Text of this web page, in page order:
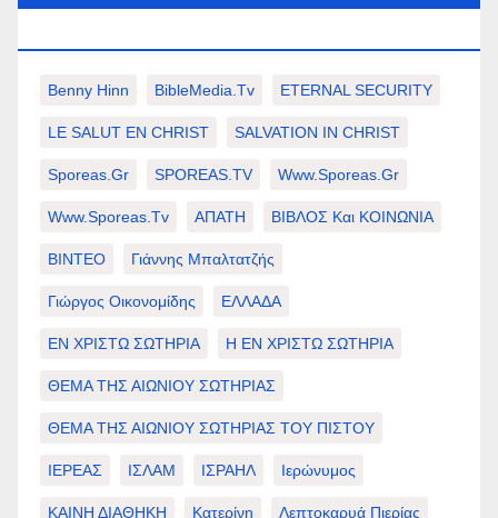
Benny Hinn BibleMedia.tv ETERNAL SECURITY
LE SALUT EN CHRIST SALVATION IN CHRIST
Sporeas.gr SPOREAS.TV Www.sporeas.gr
Www.sporeas.tv ΑΠΑΤΗ ΒΙΒΛΟΣ Και ΚΟΙΝΩΝΙΑ
ΒΙΝΤΕΟ Γιάννης Μπαλτατζής
Γιώργος Οικονομίδης ΕΛΛΑΔΑ
ΕΝ ΧΡΙΣΤΩ ΣΩΤΗΡΙΑ Η ΕΝ ΧΡΙΣΤΩ ΣΩΤΗΡΙΑ
ΘΕΜΑ ΤΗΣ ΑΙΩΝΙΟΥ ΣΩΤΗΡΙΑΣ
ΘΕΜΑ ΤΗΣ ΑΙΩΝΙΟΥ ΣΩΤΗΡΙΑΣ ΤΟΥ ΠΙΣΤΟΥ
ΙΕΡΕΑΣ ΙΣΛΑΜ ΙΣΡΑΗΛ Ιερώνυμος
ΚΑΙΝΗ ΔΙΑΘΗΚΗ Κατερίνη Λεπτοκαρυά Πιερίας